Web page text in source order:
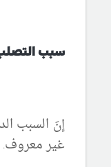
سبب
إنَ السبب
غير معروف.